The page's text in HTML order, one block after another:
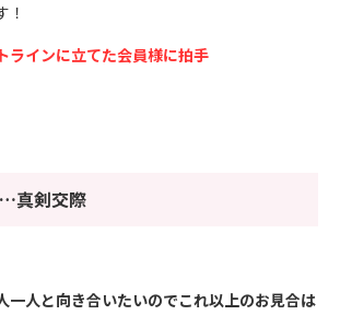
！
ラインに立てた会員様に拍手
真剣交際
一人と向き合いたいのでこれ以上のお見合は